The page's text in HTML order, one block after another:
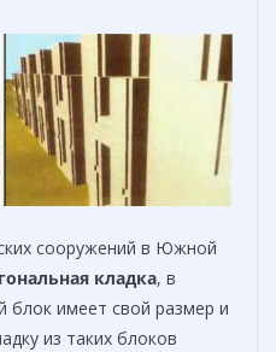
сооружений в Южной
кладка, в
блок имеет свой размер и
из таких блоков